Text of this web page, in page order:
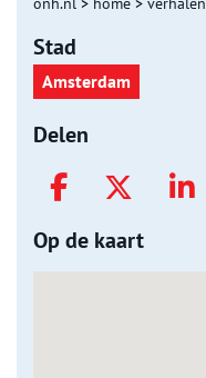
Stad
Amsterdam
Delen
Op de kaart